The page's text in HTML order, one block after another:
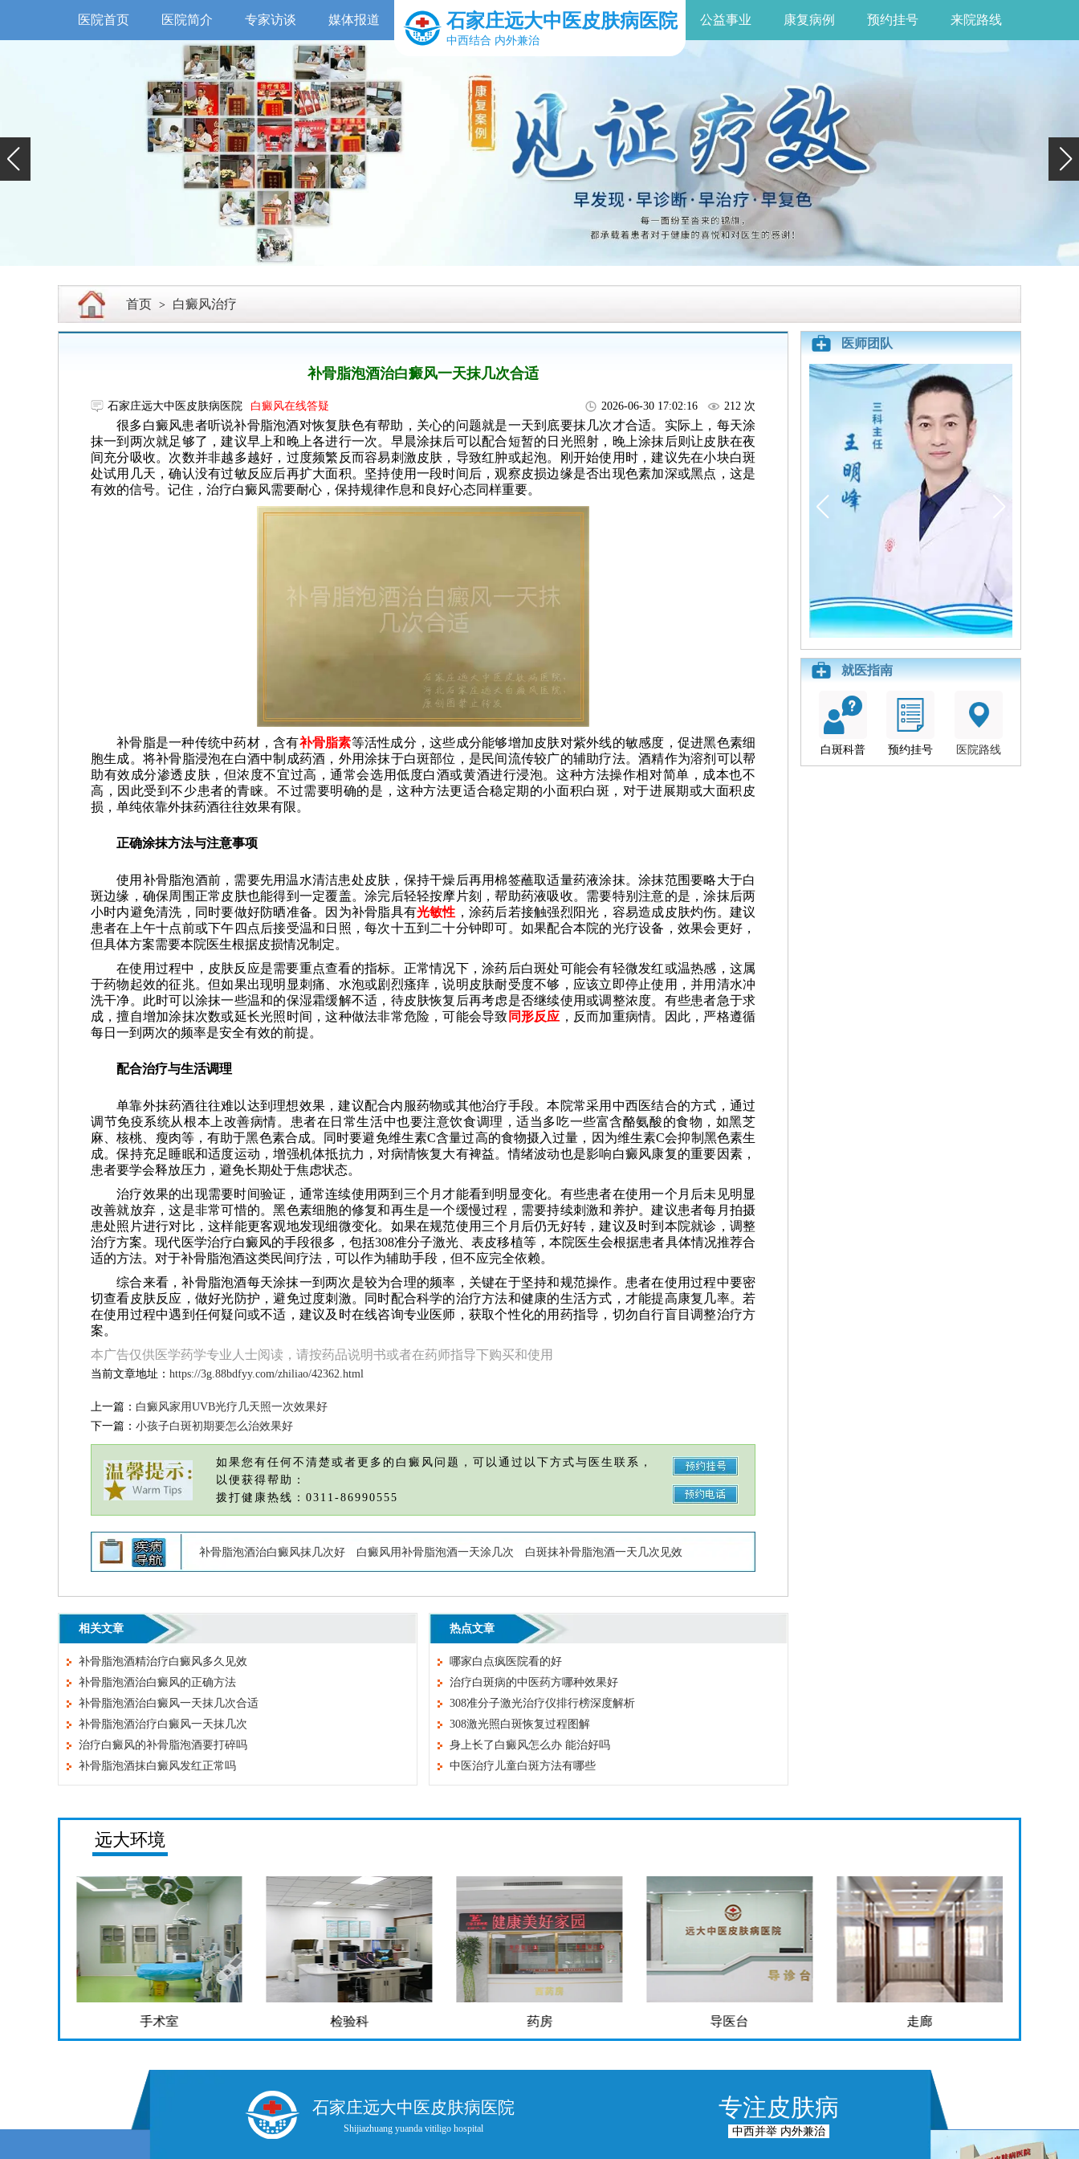
医院首页 医院简介 专家访谈 媒体报道 石家庄远大中医皮肤病医院
中西结合 内外兼治
公益事业 康复病例 预约挂号 来院路线
首页 > 白癜风治疗
补骨脂泡酒治白癜风一天抹几次合适
石家庄远大中医皮肤病医院 白癜风在线答疑 2026-06-30 17:02:16 212 次
很多白癜风患者听说补骨脂泡酒对恢复肤色有帮助，关心的问题就是一天到底要抹几次才合适。实际上，每天涂
抹一到两次就足够了，建议早上和晚上各进行一次。早晨涂抹后可以配合短暂的日光照射，晚上涂抹后则让皮肤在夜
间充分吸收。次数并非越多越好，过度频繁反而容易刺激皮肤，导致红肿或起泡。刚开始使用时，建议先在小块白斑
处试用几天，确认没有过敏反应后再扩大面积。坚持使用一段时间后，观察皮损边缘是否出现色素加深或黑点，这是
有效的信号。记住，治疗白癜风需要耐心，保持规律作息和良好心态同样重要。
补骨脂是一种传统中药材，含有补骨脂素等活性成分，这些成分能够增加皮肤对紫外线的敏感度，促进黑色素细
胞生成。将补骨脂浸泡在白酒中制成药酒，外用涂抹于白斑部位，是民间流传较广的辅助疗法。酒精作为溶剂可以帮
助有效成分渗透皮肤，但浓度不宜过高，通常会选用低度白酒或黄酒进行浸泡。这种方法操作相对简单，成本也不
高，因此受到不少患者的青睐。不过需要明确的是，这种方法更适合稳定期的小面积白斑，对于进展期或大面积皮
损，单纯依靠外抹药酒往往效果有限。
正确涂抹方法与注意事项
使用补骨脂泡酒前，需要先用温水清洁患处皮肤，保持干燥后再用棉签蘸取适量药液涂抹。涂抹范围要略大于白
斑边缘，确保周围正常皮肤也能得到一定覆盖。涂完后轻轻按摩片刻，帮助药液吸收。需要特别注意的是，涂抹后两
小时内避免清洗，同时要做好防晒准备。因为补骨脂具有光敏性 ，涂药后若接触强烈阳光，容易造成皮肤灼伤。建议
患者在上午十点前或下午四点后接受温和日照，每次十五到二十分钟即可。如果配合本院的光疗设备，效果会更好，
但具体方案需要本院医生根据皮损情况制定。
在使用过程中，皮肤反应是需要重点查看的指标。正常情况下，涂药后白斑处可能会有轻微发红或温热感，这属
于药物起效的征兆。但如果出现明显刺痛、水泡或剧烈瘙痒，说明皮肤耐受度不够，应该立即停止使用，并用清水冲
洗干净。此时可以涂抹一些温和的保湿霜缓解不适，待皮肤恢复后再考虑是否继续使用或调整浓度。有些患者急于求
成，擅自增加涂抹次数或延长光照时间，这种做法非常危险，可能会导致 同形反应 ，反而加重病情。因此，严格遵循
每日一到两次的频率是安全有效的前提。
配合治疗与生活调理
单靠外抹药酒往往难以达到理想效果，建议配合内服药物或其他治疗手段。本院常采用中西医结合的方式，通过
调节免疫系统从根本上改善病情。患者在日常生活中也要注意饮食调理，适当多吃一些富含酪氨酸的食物，如黑芝
麻、核桃、瘦肉等，有助于黑色素合成。同时要避免维生素C含量过高的食物摄入过量，因为维生素C会抑制黑色素生
成。保持充足睡眠和适度运动，增强机体抵抗力，对病情恢复大有裨益。情绪波动也是影响白癜风康复的重要因素，
患者要学会释放压力，避免长期处于焦虑状态。
治疗效果的出现需要时间验证，通常连续使用两到三个月才能看到明显变化。有些患者在使用一个月后未见明显
改善就放弃，这是非常可惜的。黑色素细胞的修复和再生是一个缓慢过程，需要持续刺激和养护。建议患者每月拍摄
患处照片进行对比，这样能更客观地发现细微变化。如果在规范使用三个月后仍无好转，建议及时到本院就诊，调整
治疗方案。现代医学治疗白癜风的手段很多，包括308准分子激光、表皮移植等，本院医生会根据患者具体情况推荐合
适的方法。对于补骨脂泡酒这类民间疗法，可以作为辅助手段，但不应完全依赖。
综合来看，补骨脂泡酒每天涂抹一到两次是较为合理的频率，关键在于坚持和规范操作。患者在使用过程中要密
切查看皮肤反应，做好光防护，避免过度刺激。同时配合科学的治疗方法和健康的生活方式，才能提高康复几率。若
在使用过程中遇到任何疑问或不适，建议及时在线咨询专业医师，获取个性化的用药指导，切勿自行盲目调整治疗方
案。
本广告仅供医学药学专业人士阅读，请按药品说明书或者在药师指导下购买和使用
当前文章地址： https://3g.88bdfyy.com/zhiliao/42362.html
上一篇： 白癜风家用UVB光疗几天照一次效果好
下一篇： 小孩子白斑初期要怎么治效果好
如果您有任何不清楚或者更多的白癜风问题，可以通过以下方式与医生联系，
以便获得帮助：
拨打健康热线：0311-86990555
补骨脂泡酒治白癜风抹几次好 白癜风用补骨脂泡酒一天涂几次 白斑抹补骨脂泡酒一天几次见效
相关文章
补骨脂泡酒精治疗白癜风多久见效
补骨脂泡酒治白癜风的正确方法
补骨脂泡酒治白癜风一天抹几次合适
补骨脂泡酒治疗白癜风一天抹几次
治疗白癜风的补骨脂泡酒要打碎吗
补骨脂泡酒抹白癜风发红正常吗
热点文章
哪家白点疯医院看的好
治疗白斑病的中医药方哪种效果好
308准分子激光治疗仪排行榜深度解析
308激光照白斑恢复过程图解
身上长了白癜风怎么办 能治好吗
中医治疗儿童白斑方法有哪些
医师团队
就医指南
白斑科普 预约挂号 医院路线
远大环境
检验科 药房 导医台 走廊 手术室
石家庄远大中医皮肤病医院
Shijiazhuang yuanda vitiligo hospital
专注皮肤病
中西并举 内外兼治